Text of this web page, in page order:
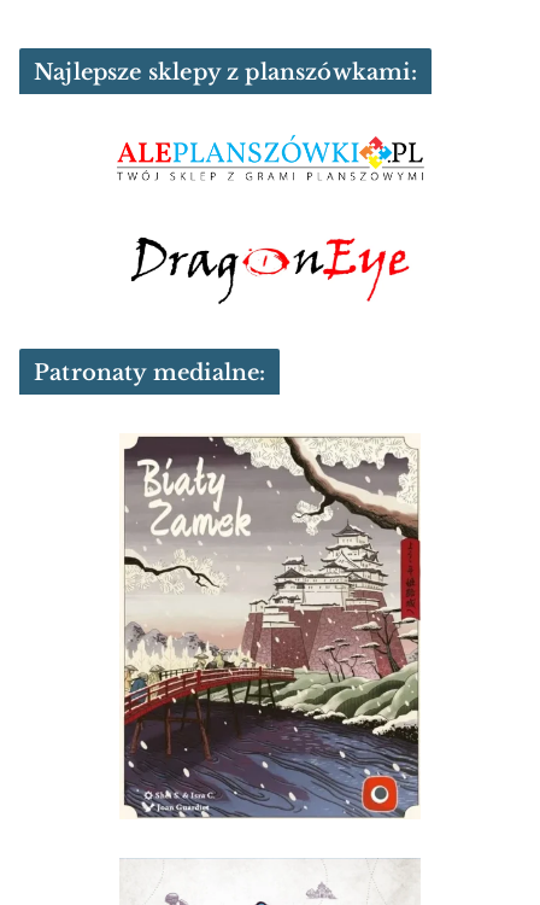
Najlepsze sklepy z planszówkami:
Patronaty medialne: